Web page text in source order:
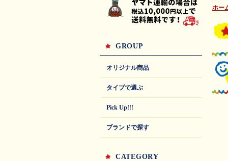
GROUP
オリジナル商品
タイプで選ぶ
Pick Up!!!
ブランドで探す
CATEGORY
ホー